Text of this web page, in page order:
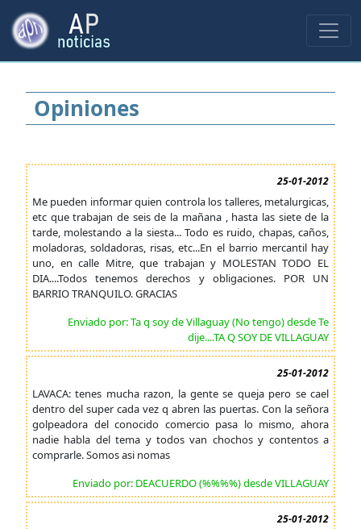
Opiniones
25-01-2012
Me pueden informar quien controla los talleres, metalurgicas,
etc que trabajan de seis de la mañana , hasta las siete de la
tarde, molestando a la siesta... Todo es ruido, chapas, caños,
moladoras, soldadoras, risas, etc...En el barrio mercantil hay
uno, en calle Mitre, que trabajan y MOLESTAN TODO EL
DIA....Todos tenemos derechos y obligaciones. POR UN
BARRIO TRANQUILO. GRACIAS
Enviado por: Ta q soy de Villaguay (No tengo) desde Te
dije....TA Q SOY DE VILLAGUAY
25-01-2012
LAVACA: tenes mucha razon, la gente se queja pero se cael
dentro del super cada vez q abren las puertas. Con la señora
golpeadora del conocido comercio pasa lo mismo, ahora
nadie habla del tema y todos van chochos y contentos a
comprarle. Somos asi nomas
Enviado por: DEACUERDO (%%%%) desde VILLAGUAY
25-01-2012